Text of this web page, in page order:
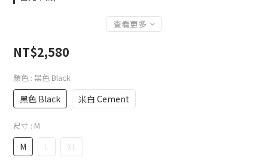
查看更多
NT$2,580
顏色 : 黑色 Black
黑色 Black 米白 Cement
尺寸 : M
M L XL